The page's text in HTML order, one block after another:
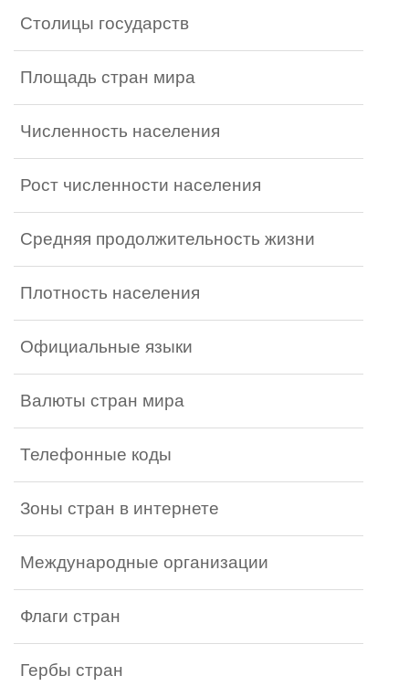
Столицы государств
Площадь стран мира
Численность населения
Рост численности населения
Средняя продолжительность жизни
Плотность населения
Официальные языки
Валюты стран мира
Телефонные коды
Зоны стран в интернете
Международные организации
Флаги стран
Гербы стран